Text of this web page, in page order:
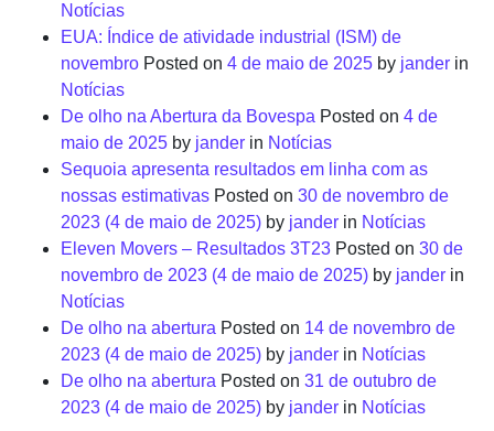
Notícias
EUA: Índice de atividade industrial (ISM) de
novembro Posted on 4 de maio de 2025 by jander in
Notícias
De olho na Abertura da Bovespa Posted on 4 de
maio de 2025 by jander in Notícias
Sequoia apresenta resultados em linha com as
nossas estimativas Posted on 30 de novembro de
2023 (4 de maio de 2025) by jander in Notícias
Eleven Movers – Resultados 3T23 Posted on 30 de
novembro de 2023 (4 de maio de 2025) by jander in
Notícias
De olho na abertura Posted on 14 de novembro de
2023 (4 de maio de 2025) by jander in Notícias
De olho na abertura Posted on 31 de outubro de
2023 (4 de maio de 2025) by jander in Notícias